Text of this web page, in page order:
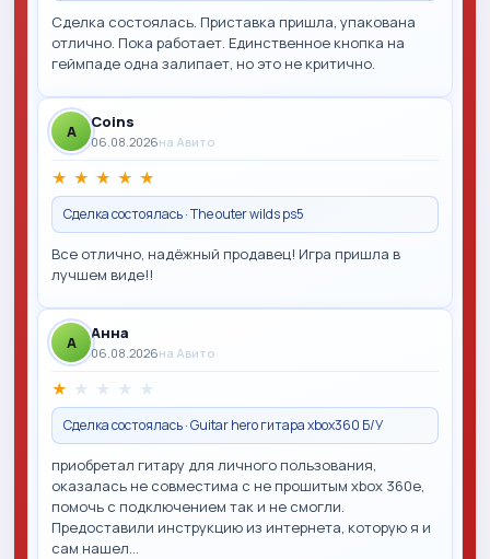
Сделка состоялась. Приставка пришла, упакована
отлично. Пока работает. Единственное кнопка на
геймпаде одна залипает, но это не критично.
A Coins
06.08.2026на Авито
★ ★ ★ ★ ★
Сделка состоялась · The outer wilds ps5
Все отлично, надёжный продавец! Игра пришла в
лучшем виде!!
A Анна
06.08.2026на Авито
★ ★ ★ ★ ★
Сделка состоялась · Guitar hero гитара xbox360 Б/У
приобретал гитару для личного пользования,
оказалась не совместима с не прошитым xbox 360e,
помочь с подключением так и не смогли.
Предоставили инструкцию из интернета, которую я и
сам нашел…